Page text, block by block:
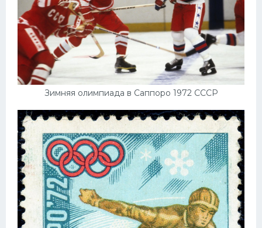
Зимняя олимпиада в Саппоро 1972 СССР